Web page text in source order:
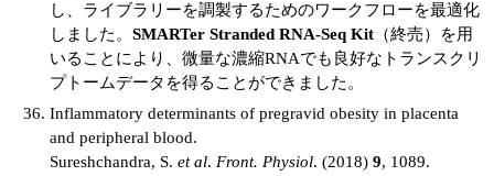
し、ライブラリーを調製するためのワークフローを最適化
しました。 SMARTer Stranded RNA-Seq Kit （終売）を用
いることにより、微量な濃縮RNAでも良好なトランスクリ
プトームデータを得ることができました。
Inflammatory determinants of pregravid obesity in placenta
and peripheral blood.
Sureshchandra, S. et al. Front. Physiol. (2018) 9, 1089.